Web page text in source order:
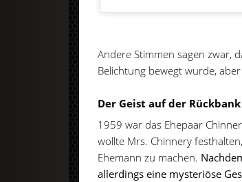
Andere Stimmen sagen zwar,
Belichtung bewegt wurde,
Der Geist auf der Rückbank
1959 war das Ehepaar
wollte Mrs. Chinnery
Ehemann zu machen.
allerdings eine mysteriöse